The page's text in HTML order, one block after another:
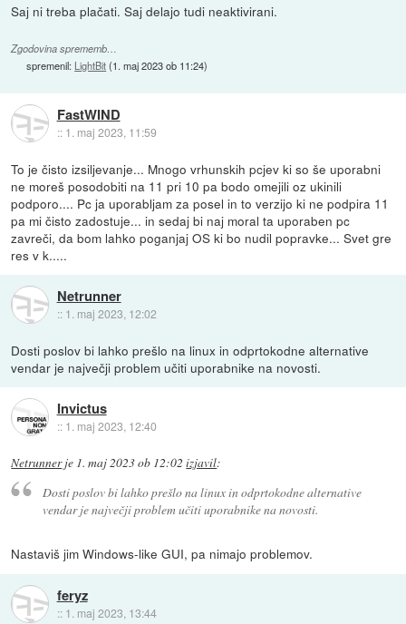
Saj ni treba plačati. Saj delajo tudi neaktivirani.
Zgodovina sprememb…
spremenil: LightBit(1. maj 2023 ob 11:24)
FastWIND
:: 1. maj 2023, 11:59
To je čisto izsiljevanje... Mnogo vrhunskih pcjev ki so še uporabni
ne moreš posodobiti na 11 pri 10 pa bodo omejili oz ukinili
podporo.... Pc ja uporabljam za posel in to verzijo ki ne podpira 11
pa mi čisto zadostuje... in sedaj bi naj moral ta uporaben pc
zavreči, da bom lahko poganjaj OS ki bo nudil popravke... Svet gre
res v k.....
Netrunner
:: 1. maj 2023, 12:02
Dosti poslov bi lahko prešlo na linux in odprtokodne alternative
vendar je največji problem učiti uporabnike na novosti.
Invictus
:: 1. maj 2023, 12:40
Netrunnerje 1. maj 2023 ob 12:02 izjavil:
Dosti poslov bi lahko prešlo na linux in odprtokodne alternative
vendar je največji problem učiti uporabnike na novosti.
Nastaviš jim Windows-like GUI, pa nimajo problemov.
feryz
:: 1. maj 2023, 13:44